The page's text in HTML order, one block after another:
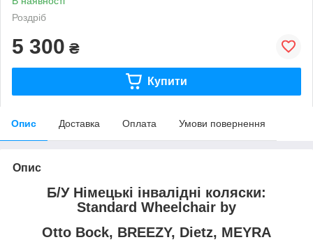
Роздріб
5 300 ₴
Купити
Опис Доставка Оплата Умови повернення
Опис
Б/У Німецькі інвалідні коляски:
Standard Wheelchair by
Otto Bock, BREEZY, Dietz, MEYRA